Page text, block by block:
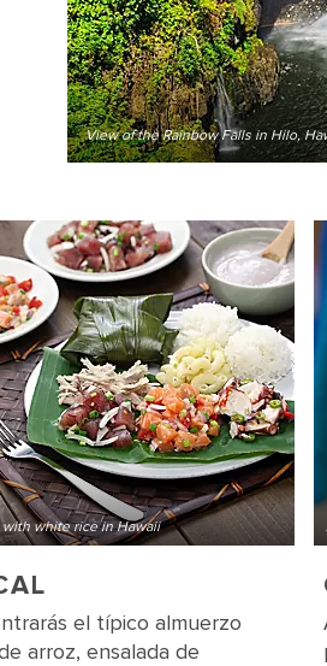
View of the Rainbow Falls in Hilo,
white rice in Hawaii
el típico almuerzo
arroz, ensalada de